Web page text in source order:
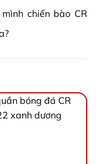
chiến bào CR